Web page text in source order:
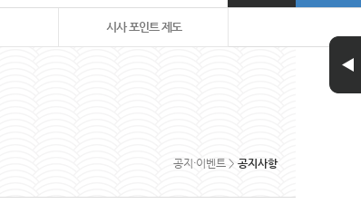
시사 포인트 제도
공지·이벤트 > 공지사항